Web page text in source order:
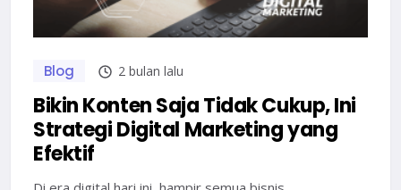
Blog 2 bulan lalu
Bikin Konten Saja Tidak Cukup, Ini
Strategi Digital Marketing yang
Efektif